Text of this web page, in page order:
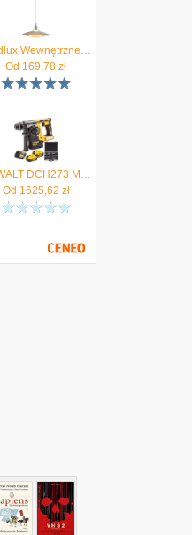
Goldlux Wewnętrzne Lampa Wisząca Sufitowa Retro Taylor Loft Biała 99Zł > Autoryzowany Sklep (330550)
Od 169,78 zł
DEWALT DCH273 Młotowiertarka SDS+ 18V 2x 5Ah ładowarka + Zestaw dłut, wierteł 11el. - Autoryzowany Dystrybutor
Od 1625,62 zł